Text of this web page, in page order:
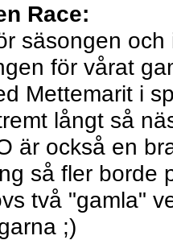
Race:
säsongen och
för vårat
Mettemarit i
långt så
är också en
så fler borde
två "gamla"
;)